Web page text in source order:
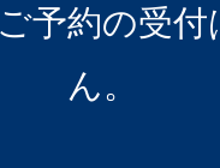
予約の受
ん。